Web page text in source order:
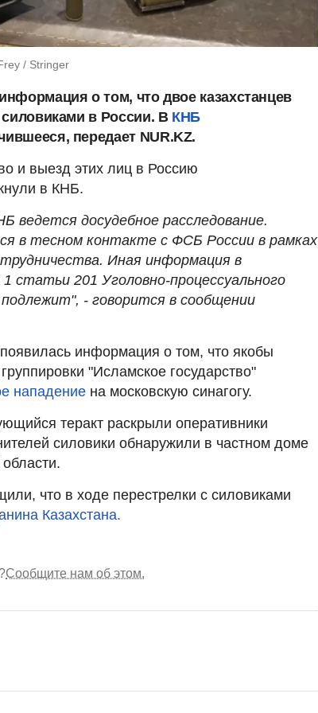
/ Stringer
о том, что двое казахстанцев
силовиками в России. В КНБ
передает NUR.KZ.
и выезд этих лиц в Россию
в КНБ.
ведется досудебное расследование.
в тесном контакте с ФСБ России в рамках
Иная информация в
статьи 201 Уголовно-процессуального
- говорится в сообщении
информация о том, что якобы
"Исламское государство"
нападение на московскую синагогу.
теракт раскрыли оперативники
силовики обнаружили в частном доме
что в ходе перестрелки с силовиками
Казахстана.
Сообщите нам об этом.